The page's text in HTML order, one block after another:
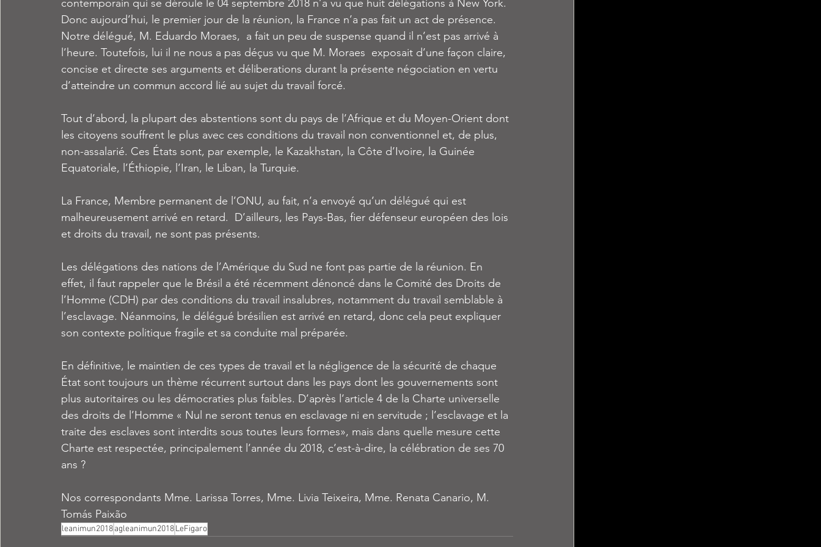
contemporain qui se déroule le 04 septembre 2018 n’a vu que huit délégations à New York.
Donc aujourd’hui, le premier jour de la réunion, la France n’a pas fait un act de présence.
Notre délégué, M. Eduardo Moraes,  a fait un peu de suspense quand il n’est pas arrivé à
l’heure. Toutefois, lui il ne nous a pas déçus vu que M. Moraes  exposait d’une façon claire,
concise et directe ses arguments et déliberations durant la présente négociation en vertu
d’atteindre un commun accord lié au sujet du travail forcé.
Tout d’abord, la plupart des abstentions sont du pays de l’Afrique et du Moyen-Orient dont
les citoyens souffrent le plus avec ces conditions du travail non conventionnel et, de plus,
non-assalarié. Ces États sont, par exemple, le Kazakhstan, la Côte d’Ivoire, la Guinée
Equatoriale, l’Éthiopie, l’Iran, le Liban, la Turquie.
La France, Membre permanent de l’ONU, au fait, n’a envoyé qu’un délégué qui est
malheureusement arrivé en retard.  D’ailleurs, les Pays-Bas, fier défenseur européen des lois
et droits du travail, ne sont pas présents.
Les délégations des nations de l’Amérique du Sud ne font pas partie de la réunion. En
effet, il faut rappeler que le Brésil a été récemment dénoncé dans le Comité des Droits de
l’Homme (CDH) par des conditions du travail insalubres, notamment du travail semblable à
l’esclavage. Néanmoins, le délégué brésilien est arrivé en retard, donc cela peut expliquer
son contexte politique fragile et sa conduite mal préparée.
En définitive, le maintien de ces types de travail et la négligence de la sécurité de chaque
État sont toujours un thème récurrent surtout dans les pays dont les gouvernements sont
plus autoritaires ou les démocraties plus faibles. D’après l’article 4 de la Charte universelle
des droits de l’Homme « Nul ne seront tenus en esclavage ni en servitude ; l’esclavage et la
traite des esclaves sont interdits sous toutes leurs formes», mais dans quelle mesure cette
Charte est respectée, principalement l’année du 2018, c’est-à-dire, la célébration de ses 70
ans ?
Nos correspondants Mme. Larissa Torres, Mme. Livia Teixeira, Mme. Renata Canario, M.
Tomás Paixão
leanimun2018agleanimun2018LeFigaro